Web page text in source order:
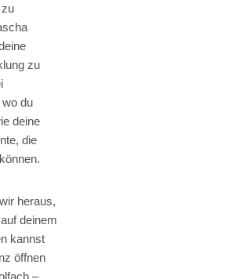
zu
zu
du
deine
die
heraus,
deinem
kannst
öffnen
–